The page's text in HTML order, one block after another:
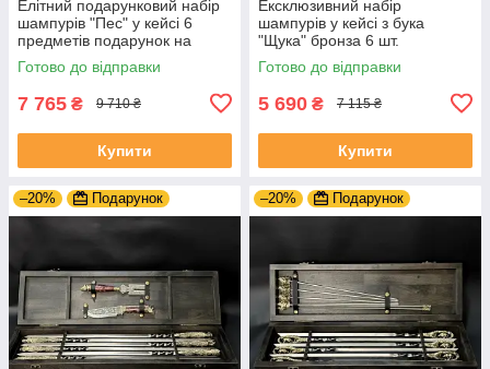
Елітний подарунковий набір
шампурів "Пес" у кейсі 6
предметів подарунок на
ювілей
Готово до відправки
7 765 ₴ 9 710 ₴
Купити
Ексклюзивний набір
шампурів у кейсі з бука
"Щука" бронза 6 шт.
Готово до відправки
5 690 ₴ 7 115 ₴
Купити
–20% Подарунок –20% Подарунок